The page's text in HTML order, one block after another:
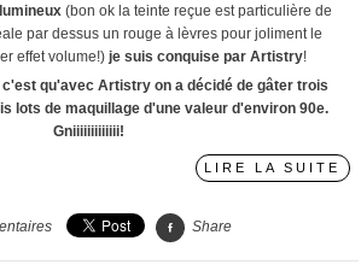
(bon ok la teinte reçue est particulière de
par dessus un rouge à lèvres pour joliment le
effet volume!) je suis conquise par Artistry!
qu'avec Artistry on a décidé de gâter trois
lots de maquillage d'une valeur d'environ 90e.
Gniiiiiiiiiiiii!
LIRE LA SUITE
Share